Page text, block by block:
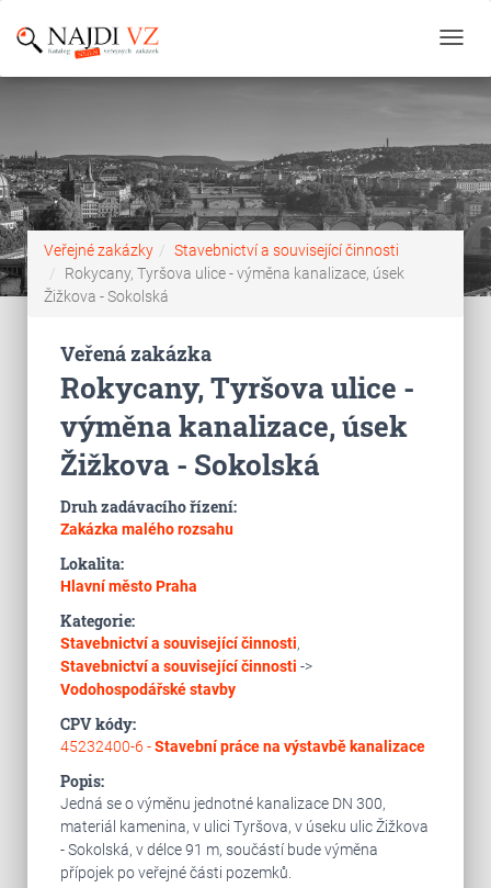
Veřejné zakázky
Stavebnictví a související činnosti
Rokycany, Tyršova ulice - výměna kanalizace, úsek
Žižkova - Sokolská
Veřená zakázka
Rokycany, Tyršova ulice -
výměna kanalizace, úsek
Žižkova - Sokolská
Druh zadávacího řízení:
Zakázka malého rozsahu
Lokalita:
Hlavní město Praha
Kategorie:
Stavebnictví a související činnosti,
Stavebnictví a související činnosti ->
Vodohospodářské stavby
CPV kódy:
45232400-6 -Stavební práce na výstavbě kanalizace
Popis:
Jedná se o výměnu jednotné kanalizace DN 300,
materiál kamenina, v ulici Tyršova, v úseku ulic Žižkova
- Sokolská, v délce 91 m, součástí bude výměna
přípojek po veřejné části pozemků.